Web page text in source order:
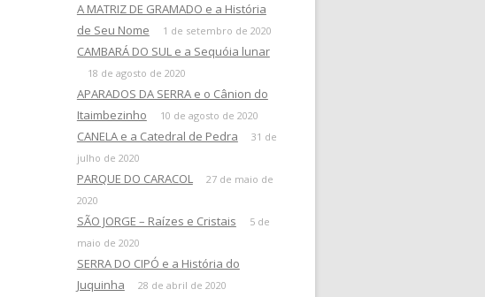
A MATRIZ DE GRAMADO e a História
de Seu Nome
1 de setembro de 2020
CAMBARÁ DO SUL e a Sequóia lunar
18 de agosto de 2020
APARADOS DA SERRA e o Cânion do
Itaimbezinho
10 de agosto de 2020
CANELA e a Catedral de Pedra
31 de
julho de 2020
PARQUE DO CARACOL
27 de maio de
2020
SÃO JORGE – Raízes e Cristais
5 de
maio de 2020
SERRA DO CIPÓ e a História do
Juquinha
28 de abril de 2020